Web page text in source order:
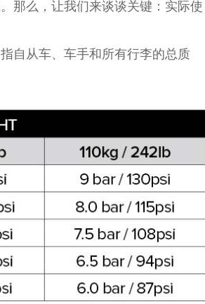
那么，让我们来谈谈关键：实际使
自从车、车手和所有行李的总质